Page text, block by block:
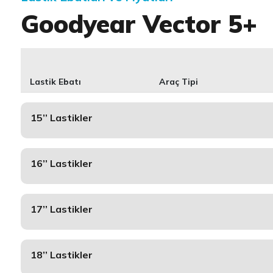
Goodyear Vector 5+
Lastik Ebatı Araç Tipi
15’’ Lastikler
16’’ Lastikler
17’’ Lastikler
18’’ Lastikler